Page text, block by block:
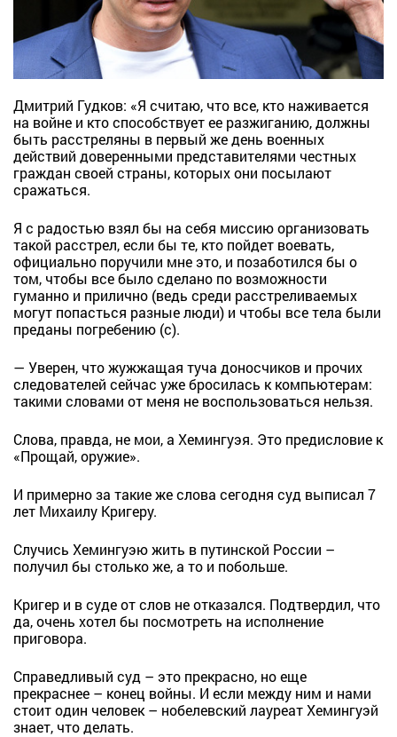
Дмитрий Гудков: «Я считаю, что все, кто наживается
на войне и кто способствует ее разжиганию, должны
быть расстреляны в первый же день военных
действий доверенными представителями честных
граждан своей страны, которых они посылают
сражаться.
Я с радостью взял бы на себя миссию организовать
такой расстрел, если бы те, кто пойдет воевать,
официально поручили мне это, и позаботился бы о
том, чтобы все было сделано по возможности
гуманно и прилично (ведь среди расстреливаемых
могут попасться разные люди) и чтобы все тела были
преданы погребению (с).
— Уверен, что жужжащая туча доносчиков и прочих
следователей сейчас уже бросилась к компьютерам:
такими словами от меня не воспользоваться нельзя.
Слова, правда, не мои, а Хемингуэя. Это предисловие к
«Прощай, оружие».
И примерно за такие же слова сегодня суд выписал 7
лет Михаилу Кригеру.
Случись Хемингуэю жить в путинской России –
получил бы столько же, а то и побольше.
Кригер и в суде от слов не отказался. Подтвердил, что
да, очень хотел бы посмотреть на исполнение
приговора.
Справедливый суд – это прекрасно, но еще
прекраснее – конец войны. И если между ним и нами
стоит один человек – нобелевский лауреат Хемингуэй
знает, что делать.